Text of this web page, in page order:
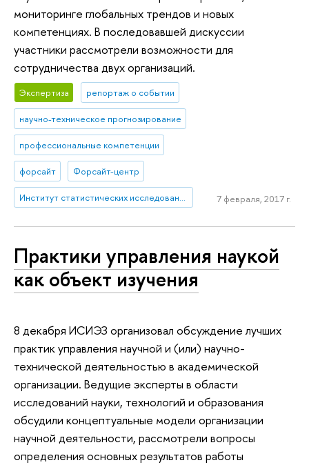
мониторинге глобальных трендов и новых
компетенциях. В последовавшей дискуссии
участники рассмотрели возможности для
сотрудничества двух организаций.
Экспертиза репортаж о событии
научно-техническое прогнозирование
профессиональные компетенции
форсайт Форсайт-центр
Институт статистических исследований и экономики знаний 7 февраля, 2017 г.
Практики управления наукой
как объект изучения
8 декабря ИСИЭЗ организовал обсуждение лучших
практик управления научной и (или) научно-
технической деятельностью в академической
организации. Ведущие эксперты в области
исследований науки, технологий и образования
обсудили концептуальные модели организации
научной деятельности, рассмотрели вопросы
определения основных результатов работы